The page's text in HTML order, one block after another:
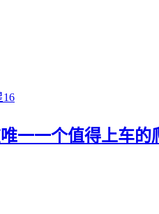
一一个值得上车的